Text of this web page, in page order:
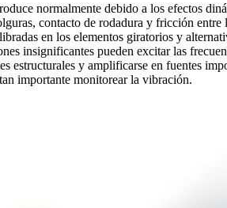
normalmente debido a los efectos
contacto de rodadura y fricción entre
en los elementos giratorios y
insignificantes pueden excitar las
estructurales y amplificarse en fuentes
importante monitorear la vibración.